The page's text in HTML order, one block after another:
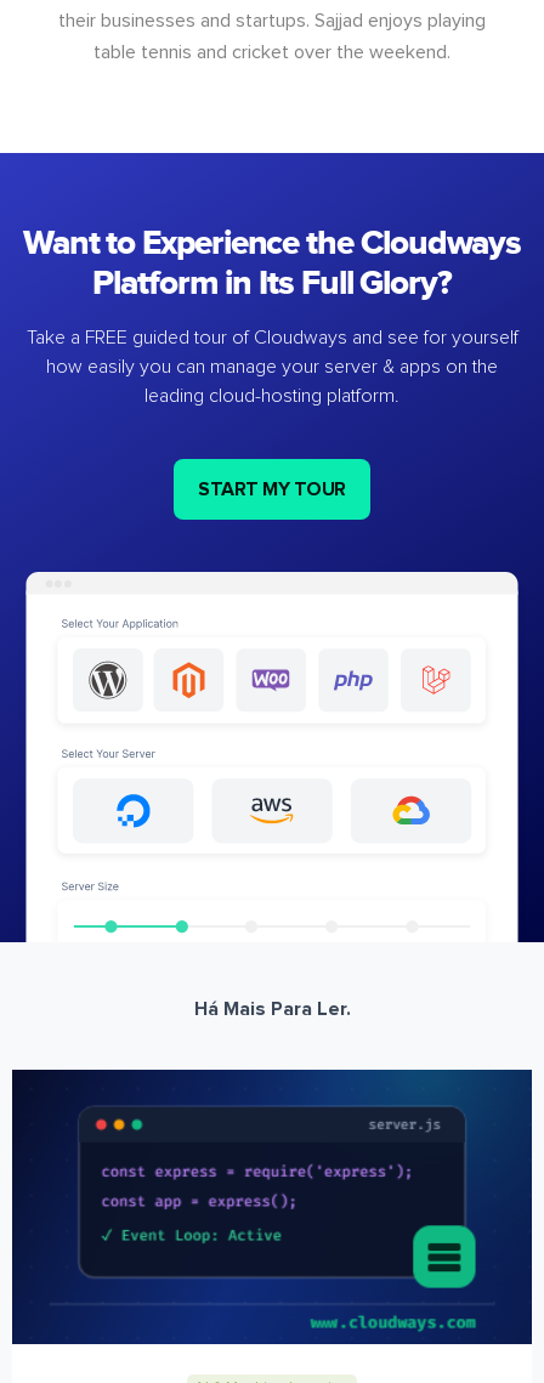
their businesses and startups. Sajjad enjoys playing
table tennis and cricket over the weekend.
Want to Experience the Cloudways
Platform in Its Full Glory?
Take a FREE guided tour of Cloudways and see for yourself
how easily you can manage your server & apps on the
leading cloud-hosting platform.
START MY TOUR
Há Mais Para Ler.